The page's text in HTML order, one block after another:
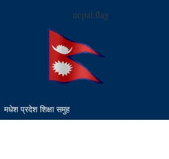
nepal flag
मधेश प्रदेश शिक्षा समुह